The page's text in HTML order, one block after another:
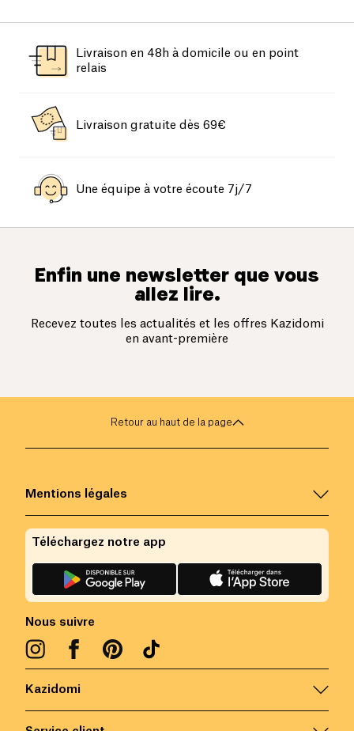
Livraison en 48h à domicile ou en point
relais
Livraison gratuite dès 69€
Une équipe à votre écoute 7j/7
Enfin une newsletter que vous
allez lire.
Recevez toutes les actualités et les offres Kazidomi
en avant-première
Retour au haut de la page
Kazidomi
Mentions légales
Nous suivre
Téléchargez notre app